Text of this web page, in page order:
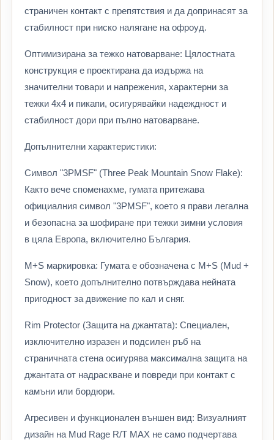
страничен контакт с препятствия и да допринасят за
стабилност при ниско налягане на офроуд.
Оптимизирана за тежко натоварване: Цялостната
конструкция е проектирана да издържа на
значителни товари и напрежения, характерни за
тежки 4x4 и пикапи, осигурявайки надеждност и
стабилност дори при пълно натоварване.
Допълнителни характеристики:
Символ "3PMSF" (Three Peak Mountain Snow Flake):
Както вече споменахме, гумата притежава
официалния символ "3PMSF", което я прави легална
и безопасна за шофиране при тежки зимни условия
в цяла Европа, включително България.
M+S маркировка: Гумата е обозначена с M+S (Mud +
Snow), което допълнително потвърждава нейната
пригодност за движение по кал и сняг.
Rim Protector (Защита на джантата): Специален,
изключително изразен и подсилен ръб на
страничната стена осигурява максимална защита на
джантата от надраскване и повреди при контакт с
камъни или бордюри.
Агресивен и функционален външен вид: Визуалният
дизайн на Mud Rage R/T MAX не само подчертава